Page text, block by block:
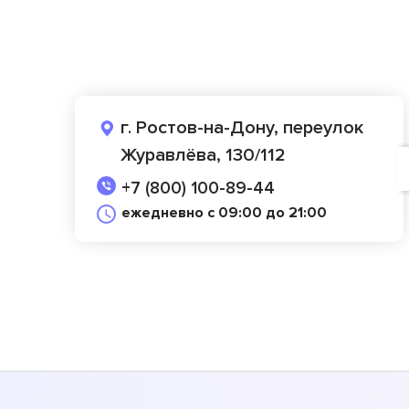
г. Ростов-на-Дону, переулок
Журавлёва, 130/112
+7 (800) 100-89-44
ежедневно с 09:00 до 21:00